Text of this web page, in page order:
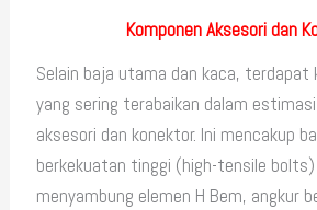
Komponen Aksesori dan
Selain baja utama dan kaca, terdapat
yang sering terabaikan dalam
aksesori dan konektor. Ini mencakup
berkekuatan tinggi (high-tensile
menyambung elemen H Bem, angkur